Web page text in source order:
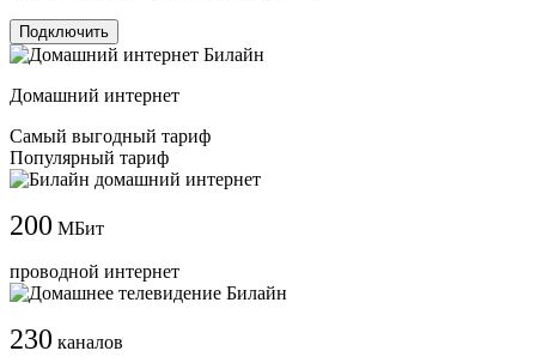
Подключить
Домашний интернет
Самый выгодный тариф
Популярный тариф
200 МБит
проводной интернет
230 каналов